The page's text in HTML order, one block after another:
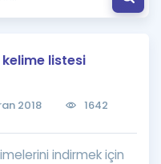
listesi
2018 1642
indirmek için